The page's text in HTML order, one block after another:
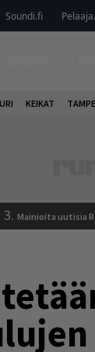
Soundi.fi
KEIKAT
3. Mainioita uutisia